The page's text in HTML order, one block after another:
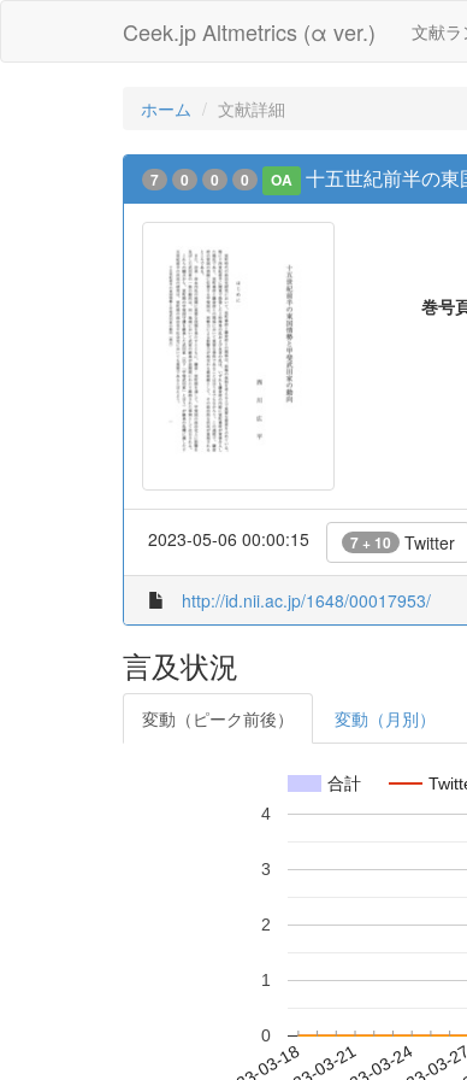
Ceek.jp Altmetrics (α ver.) 文献
ホーム 文献詳細
7 0 0 0 OA 十五世紀前半の
巻号
2023-05-06 00:00:15 7 + 10 Twitter
http://id.nii.ac.jp/1648/00017953/
言及状況
変動（ピーク前後） 変動（月別）
合計
0
1
2
3
4